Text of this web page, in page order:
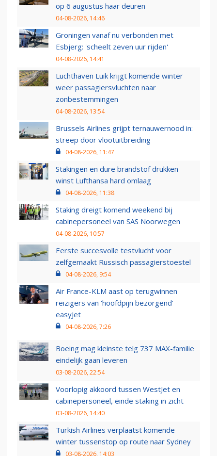
op 6 augustus haar deuren
04-08-2026, 14:46
Groningen vanaf nu verbonden met
Esbjerg: 'scheelt zeven uur rijden'
04-08-2026, 14:41
Luchthaven Luik krijgt komende winter
weer passagiersvluchten naar
zonbestemmingen
04-08-2026, 13:54
Brussels Airlines grijpt ternauwernood in:
streep door vlootuitbreiding
04-08-2026, 11:47
Stakingen en dure brandstof drukken
winst Lufthansa hard omlaag
04-08-2026, 11:38
Staking dreigt komend weekend bij
cabinepersoneel van SAS Noorwegen
04-08-2026, 10:57
Eerste succesvolle testvlucht voor
zelfgemaakt Russisch passagierstoestel
04-08-2026, 9:54
Air France-KLM aast op terugwinnen
reizigers van ‘hoofdpijn bezorgend’
easyJet
04-08-2026, 7:26
Boeing mag kleinste telg 737 MAX-familie
eindelijk gaan leveren
03-08-2026, 22:54
Voorlopig akkoord tussen WestJet en
cabinepersoneel, einde staking in zicht
03-08-2026, 14:40
Turkish Airlines verplaatst komende
winter tussenstop op route naar Sydney
03-08-2026, 14:03